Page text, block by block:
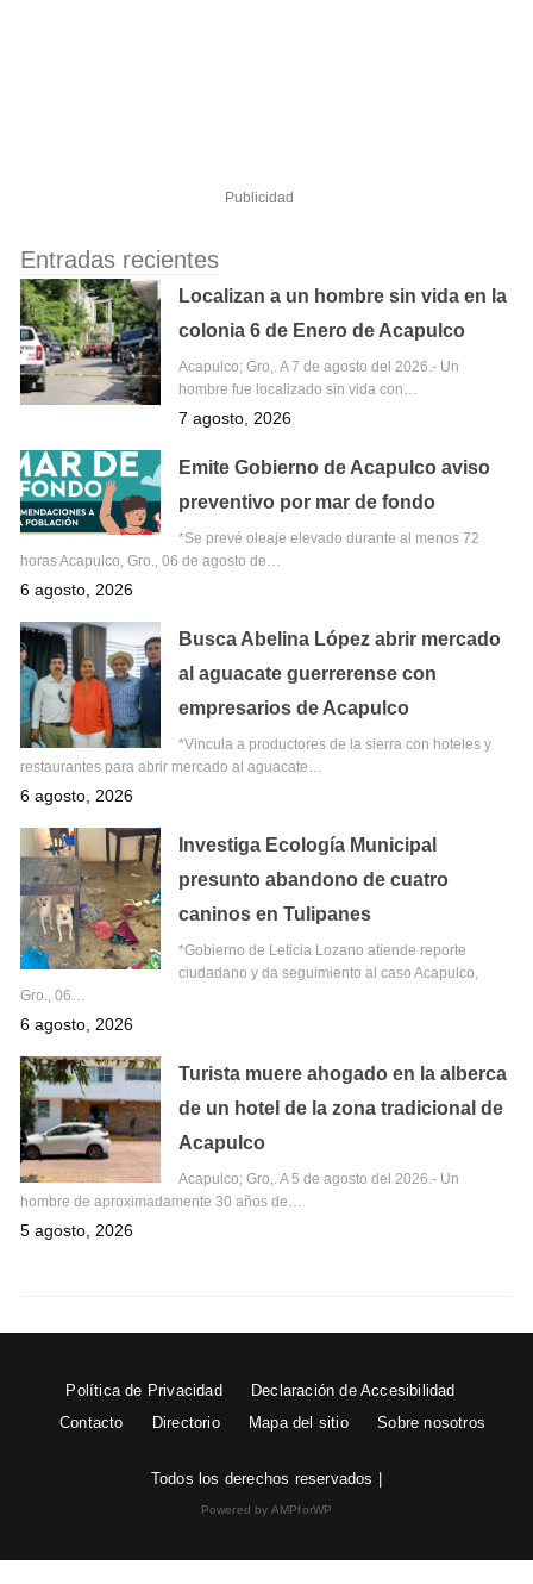
Publicidad
Entradas recientes
Localizan a un hombre sin vida en la
colonia 6 de Enero de Acapulco
Acapulco; Gro,. A 7 de agosto del 2026.- Un
hombre fue localizado sin vida con…
7 agosto, 2026
Emite Gobierno de Acapulco aviso
preventivo por mar de fondo
*Se prevé oleaje elevado durante al menos 72
horas Acapulco, Gro., 06 de agosto de…
6 agosto, 2026
Busca Abelina López abrir mercado
al aguacate guerrerense con
empresarios de Acapulco
*Vincula a productores de la sierra con hoteles y
restaurantes para abrir mercado al aguacate…
6 agosto, 2026
Investiga Ecología Municipal
presunto abandono de cuatro
caninos en Tulipanes
*Gobierno de Leticia Lozano atiende reporte
ciudadano y da seguimiento al caso Acapulco,
Gro., 06…
6 agosto, 2026
Turista muere ahogado en la alberca
de un hotel de la zona tradicional de
Acapulco
Acapulco; Gro,. A 5 de agosto del 2026.- Un
hombre de aproximadamente 30 años de…
5 agosto, 2026
Política de Privacidad
Declaración de Accesibilidad
Contacto
Directorio Mapa del sitio Sobre nosotros
Todos los derechos reservados |
Powered by AMPforWP